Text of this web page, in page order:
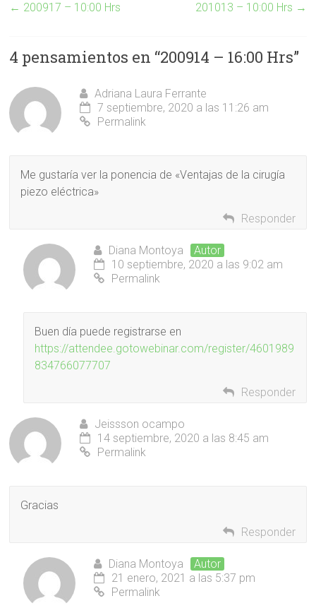
← 200917 – 10:00 Hrs 201013 – 10:00 Hrs →
4 pensamientos en “200914 – 16:00 Hrs”
Adriana Laura Ferrante
7 septiembre, 2020 a las 11:26 am
Permalink
Me gustaría ver la ponencia de «Ventajas de la cirugía
piezo eléctrica»
Responder
Diana Montoya
Autor
10 septiembre, 2020 a las 9:02 am
Permalink
Buen día puede registrarse en
https://attendee.gotowebinar.com/register/4601989
834766077707
Responder
Jeissson ocampo
14 septiembre, 2020 a las 8:45 am
Permalink
Gracias
Responder
Diana Montoya
Autor
21 enero, 2021 a las 5:37 pm
Permalink